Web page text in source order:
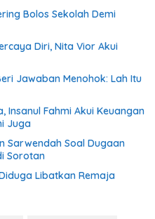
Bolos Sekolah Demi
Diri, Nita Vior Akui
Jawaban Menohok: Lah Itu
Insanul Fahmi Akui Keuangan
Juga
Sarwendah Soal Dugaan
Sorotan
Libatkan Remaja